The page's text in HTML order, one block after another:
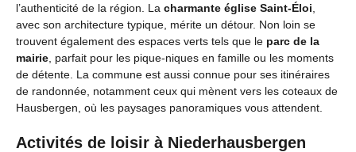
l’authenticité de la région. La charmante église Saint-Éloi
avec son architecture typique, mérite un détour. Non loin se
trouvent également des espaces verts tels que le parc de la
mairie , parfait pour les pique-niques en famille ou les moments
de détente. La commune est aussi connue pour ses itinéraires
de randonnée, notamment ceux qui mènent vers les coteaux de
Hausbergen, où les paysages panoramiques vous attendent.
Activités de loisir à Niederhausbergen